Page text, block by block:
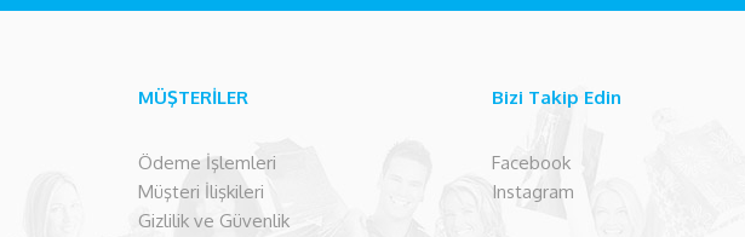
MÜŞTERİLER
Ödeme İşlemleri
Müşteri İlişkileri
Gizlilik ve Güvenlik
Bizi Takip Edin
Facebook
Instagram